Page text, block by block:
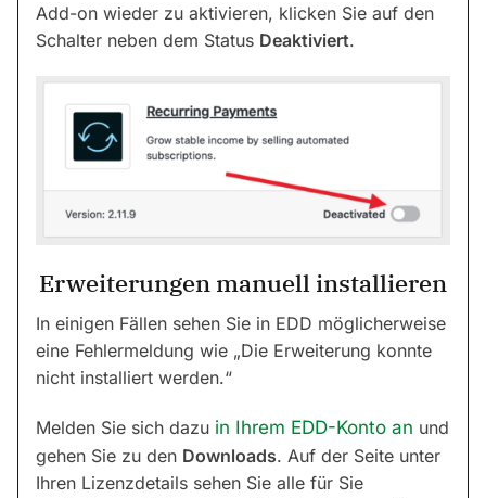
Add-on wieder zu aktivieren, klicken Sie auf den
Schalter neben dem Status Deaktiviert.
Erweiterungen manuell installieren
In einigen Fällen sehen Sie in EDD möglicherweise
eine Fehlermeldung wie „Die Erweiterung konnte
nicht installiert werden.“
Melden Sie sich dazu in Ihrem EDD-Konto an und
gehen Sie zu den Downloads. Auf der Seite unter
Ihren Lizenzdetails sehen Sie alle für Sie